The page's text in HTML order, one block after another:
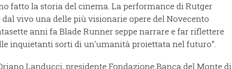
fatto la storia del cinema. La performance di Rutger
vivo una delle più visionarie opere del Novecento
anni fa Blade Runner seppe narrare e far riflettere
inquietanti sorti di un'umanità proiettata nel futuro”.
Landucci, presidente Fondazione Banca del Monte di